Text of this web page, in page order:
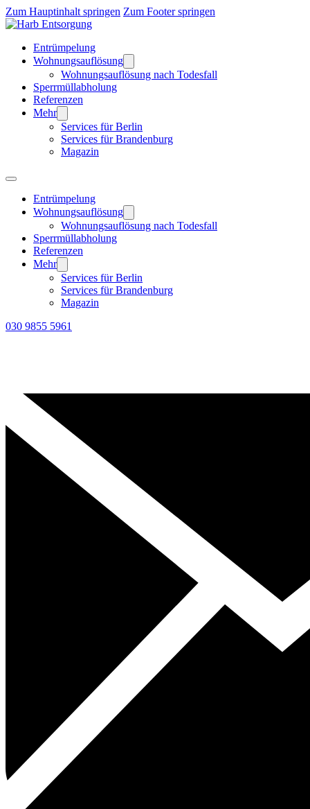
Zum Hauptinhalt springen Zum Footer springen
Entrümpelung
Wohnungsauflösung
Wohnungsauflösung nach Todesfall
Sperrmüllabholung
Referenzen
Mehr
Services für Berlin
Services für Brandenburg
Magazin
Entrümpelung
Wohnungsauflösung
Wohnungsauflösung nach Todesfall
Sperrmüllabholung
Referenzen
Mehr
Services für Berlin
Services für Brandenburg
Magazin
030 9855 5961